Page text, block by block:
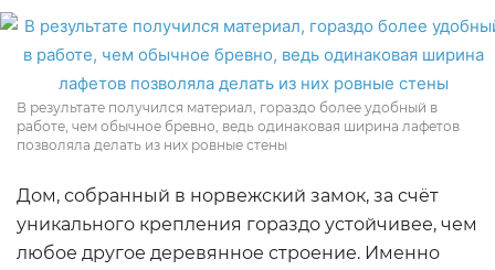
В результате получился материал, гораздо более удобный в
работе, чем обычное бревно, ведь одинаковая ширина лафетов
позволяла делать из них ровные стены
Дом, собранный в норвежский замок, за счёт
уникального крепления гораздо устойчивее, чем
любое другое деревянное строение. Именно